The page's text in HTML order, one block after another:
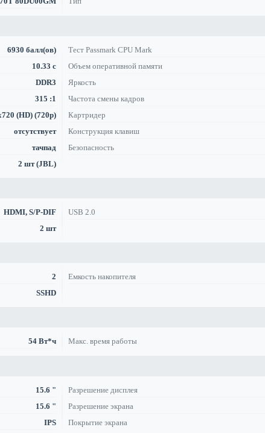
6930 балл(ов) Тест Passmark CPU Mark
10.33 с Объем оперативной памяти
DDR3 Яркость
315 :1 Частота смены кадров
(HD) (720p) Картридер
отсутствует Конструкция клавиш
тачпад Безопасность
2 шт (JBL)
HDMI, S/P-DIF USB 2.0
2 шт
2 Емкость накопителя
SSHD
54 Вт*ч Макс. время работы
15.6 " Разрешение дисплея
15.6 " Разрешение экрана
IPS Покрытие экрана